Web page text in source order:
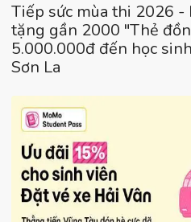
Tiếp sức mùa thi 2026 -
tặng gần 2000 "Thẻ
5.000.000đ đến học
Sơn La